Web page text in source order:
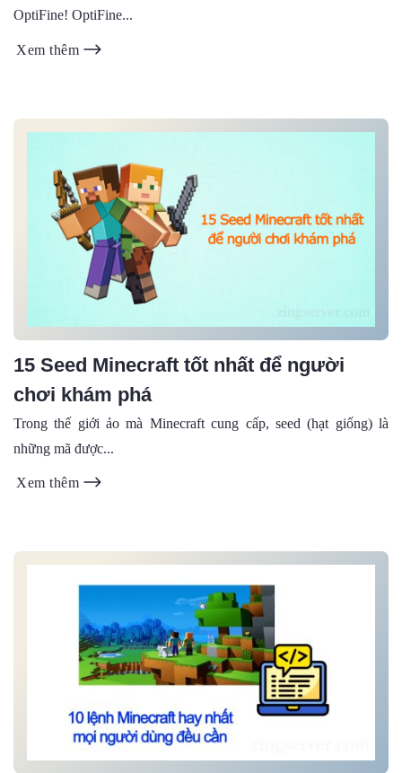
OptiFine! OptiFine...
Xem thêm
15 Seed Minecraft tốt nhất để người
chơi khám phá
Trong thế giới ảo mà Minecraft cung cấp, seed (hạt giống) là
những mã được...
Xem thêm